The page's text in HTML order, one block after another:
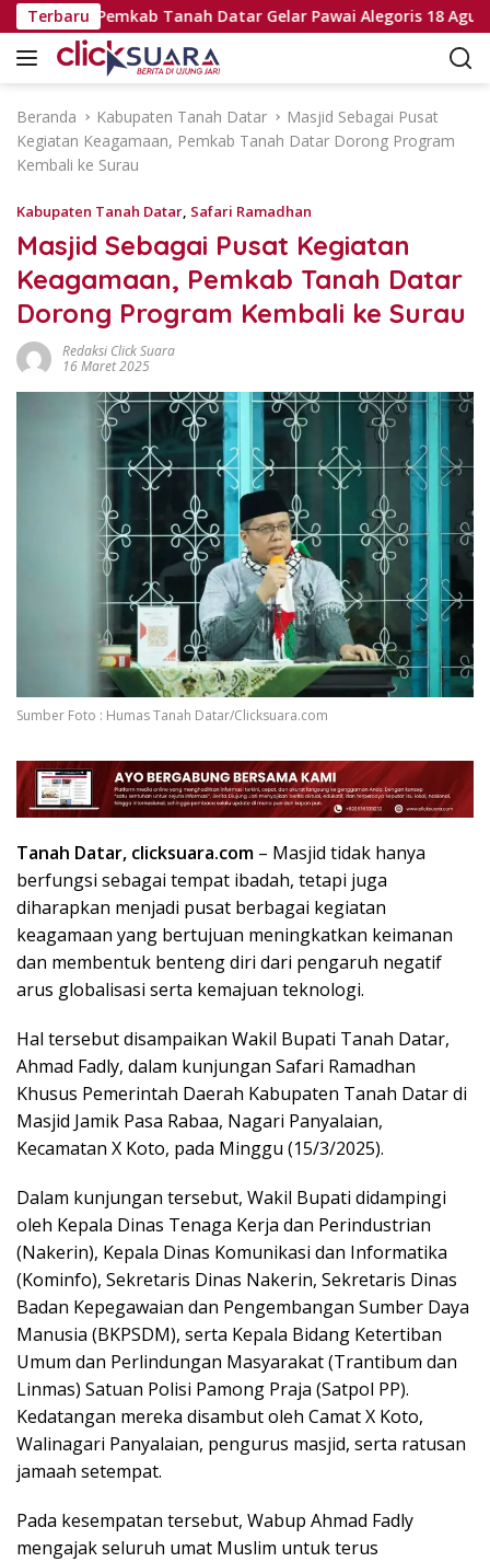
a
Terbaru
81 RI, Pemkab Tanah Datar Gelar Pawai Alegoris 18 Agustus
Beranda Kabupaten Tanah Datar
Masjid Sebagai Pusat
Kegiatan Keagamaan, Pemkab Tanah Datar Dorong Program
Kembali ke Surau
Kabupaten Tanah Datar, Safari Ramadhan
Masjid Sebagai Pusat Kegiatan
Keagamaan, Pemkab Tanah Datar
Dorong Program Kembali ke Surau
Redaksi Click Suara
16 Maret 2025
Sumber Foto : Humas Tanah Datar/Clicksuara.com
Tanah Datar, clicksuara.com – Masjid tidak hanya
berfungsi sebagai tempat ibadah, tetapi juga
diharapkan menjadi pusat berbagai kegiatan
keagamaan yang bertujuan meningkatkan keimanan
dan membentuk benteng diri dari pengaruh negatif
arus globalisasi serta kemajuan teknologi.
Hal tersebut disampaikan Wakil Bupati Tanah Datar,
Ahmad Fadly, dalam kunjungan Safari Ramadhan
Khusus Pemerintah Daerah Kabupaten Tanah Datar di
Masjid Jamik Pasa Rabaa, Nagari Panyalaian,
Kecamatan X Koto, pada Minggu (15/3/2025).
Dalam kunjungan tersebut, Wakil Bupati didampingi
oleh Kepala Dinas Tenaga Kerja dan Perindustrian
(Nakerin), Kepala Dinas Komunikasi dan Informatika
(Kominfo), Sekretaris Dinas Nakerin, Sekretaris Dinas
Badan Kepegawaian dan Pengembangan Sumber Daya
Manusia (BKPSDM), serta Kepala Bidang Ketertiban
Umum dan Perlindungan Masyarakat (Trantibum dan
Linmas) Satuan Polisi Pamong Praja (Satpol PP).
Kedatangan mereka disambut oleh Camat X Koto,
Walinagari Panyalaian, pengurus masjid, serta ratusan
jamaah setempat.
Pada kesempatan tersebut, Wabup Ahmad Fadly
mengajak seluruh umat Muslim untuk terus